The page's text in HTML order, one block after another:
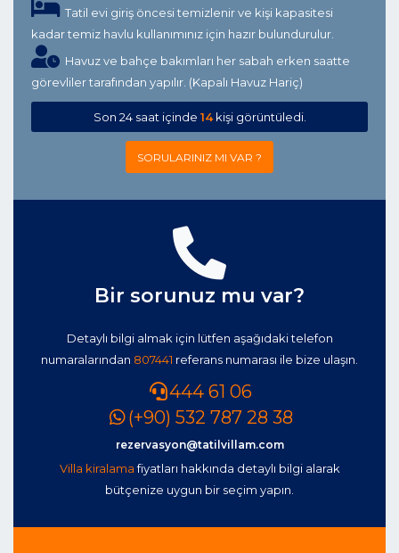
Tatil evi giriş öncesi temizlenir ve kişi kapasitesi
kadar temiz havlu kullanımınız için hazır bulundurulur.
Havuz ve bahçe bakımları her sabah erken saatte
görevliler tarafından yapılır. (Kapalı Havuz Hariç)
Son 24 saat içinde 14kişi görüntüledi.
SORULARINIZ MI VAR ?
Bir sorunuz mu var?
Detaylı bilgi almak için lütfen aşağıdaki telefon
numaralarından 807441 referans numarası ile bize ulaşın.
444 61 06
(+90) 532 787 28 38
rezervasyon@tatilvillam.com
Villa kiralamafiyatları hakkında detaylı bilgi alarak
bütçenize uygun bir seçim yapın.